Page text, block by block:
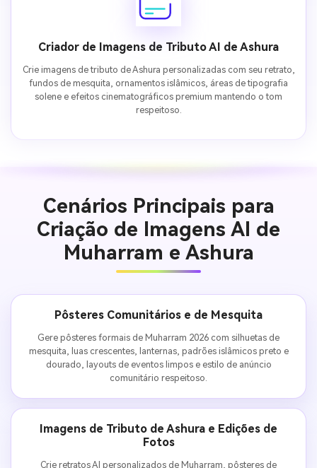
Criador de Imagens de Tributo AI de Ashura
Crie imagens de tributo de Ashura personalizadas com seu retrato,
fundos de mesquita, ornamentos islâmicos, áreas de tipografia
solene e efeitos cinematográficos premium mantendo o tom
respeitoso.
Cenários Principais para
Criação de Imagens AI de
Muharram e Ashura
Pôsteres Comunitários e de Mesquita
Gere pôsteres formais de Muharram 2026 com silhuetas de
mesquita, luas crescentes, lanternas, padrões islâmicos preto e
dourado, layouts de eventos limpos e estilo de anúncio
comunitário respeitoso.
Imagens de Tributo de Ashura e Edições de
Fotos
Crie retratos AI personalizados de Muharram, pôsteres de